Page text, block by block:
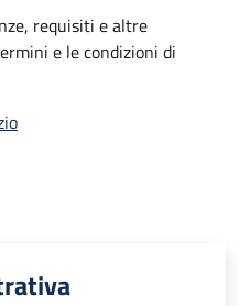
requisiti e altre
e le condizioni di